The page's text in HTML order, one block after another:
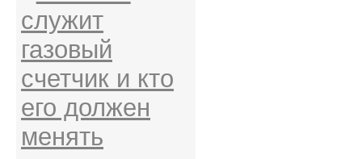
служит
газовый
счетчик и кто
его должен
менять